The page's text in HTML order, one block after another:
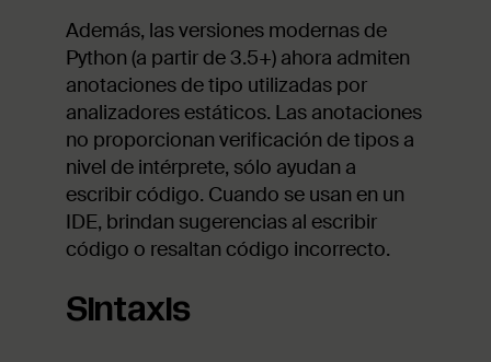
Además, las versiones modernas de
Python (a partir de 3.5+) ahora admiten
anotaciones de tipo utilizadas por
analizadores estáticos. Las anotaciones
no proporcionan verificación de tipos a
nivel de intérprete, sólo ayudan a
escribir código. Cuando se usan en un
IDE, brindan sugerencias al escribir
código o resaltan código incorrecto.
Sintaxis